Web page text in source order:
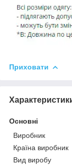
Приховати
Основні
Виробник
Країна виробник
Вид виробу